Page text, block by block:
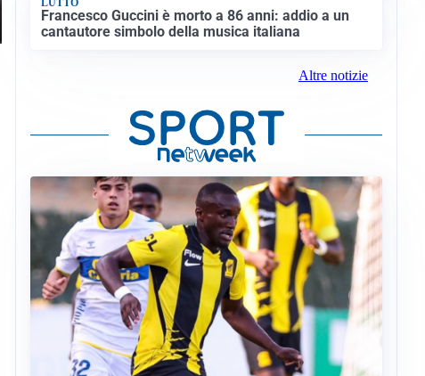
LUTTO
Francesco Guccini è morto a 86 anni: addio a un
cantautore simbolo della musica italiana
Altre notizie